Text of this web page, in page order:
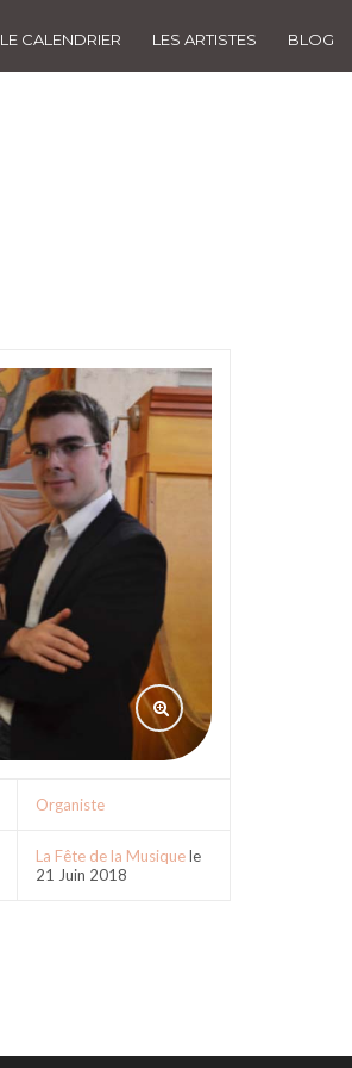
LE CALENDRIER LES ARTISTES BLOG
Organiste
La Fête de la Musiquele
21 Juin 2018